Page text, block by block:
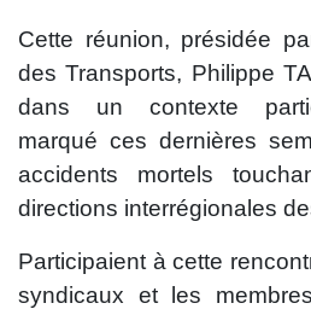
Cette réunion, présidée
des Transports, Philippe
dans un contexte
marqué ces dernières
accidents mortels
directions interrégionales
Participaient à cette
syndicaux et les